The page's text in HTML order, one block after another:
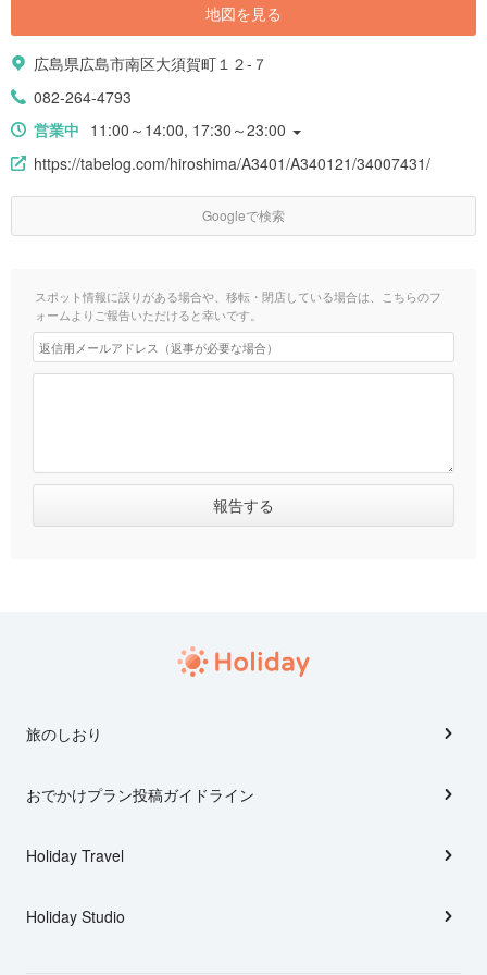
地図を見る
広島県広島市南区大須賀町１２-７
082-264-4793
営業中 11:00～14:00, 17:30～23:00
https://tabelog.com/hiroshima/A3401/A340121/34007431/
Googleで検索
スポット情報に誤りがある場合や、移転・閉店している場合は、こちらのフ
ォームよりご報告いただけると幸いです。
旅のしおり
おでかけプラン投稿ガイドライン
Holiday Travel
Holiday Studio